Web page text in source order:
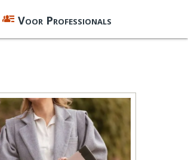
Voor Professionals